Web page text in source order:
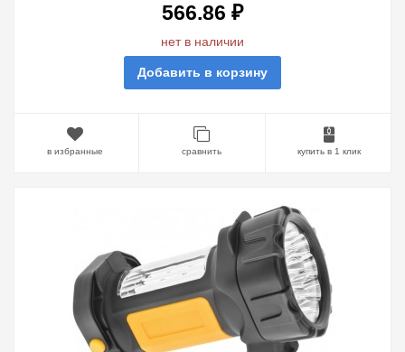
566.86 ₽
нет в наличии
Добавить в корзину
в избранные сравнить купить в 1 клик